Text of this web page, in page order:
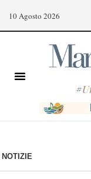
10 Agosto 2026
#
NOTIZIE